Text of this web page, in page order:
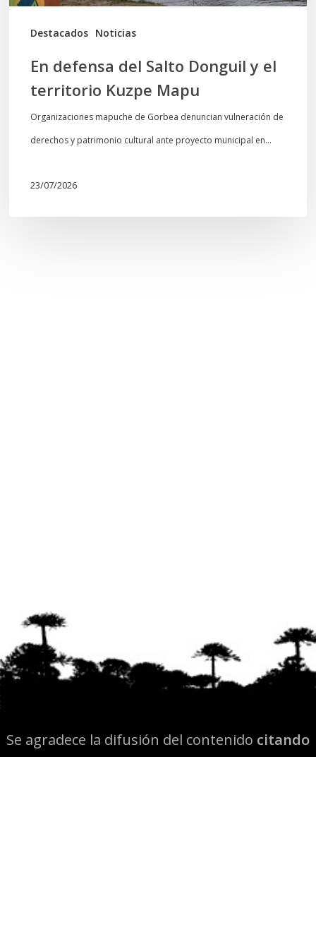
Destacados Noticias
Mapu
En defensa del Salto Donguil y el
territorio Kuzpe Mapu
Organizaciones mapuche de Gorbea denuncian vulneración de
derechos y patrimonio cultural ante proyecto municipal en…
23/07/2026
Se agradece la difusión del contenido citando
la fuente www.mapuexpress.org